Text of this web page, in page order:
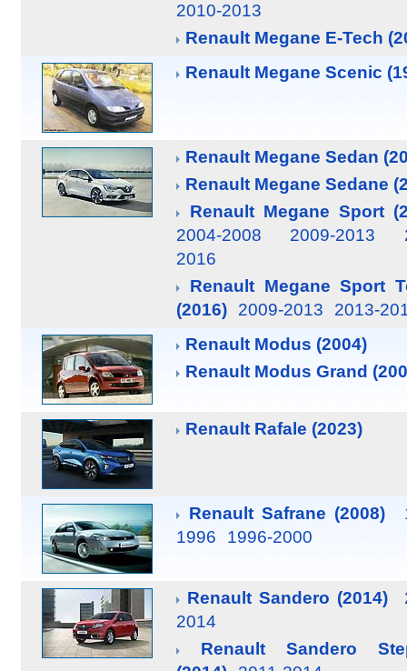
2010-2013
Renault Megane E-Tech
Renault Megane Scenic
Renault Megane Sedan
Renault Megane Sedane
Renault Megane Sport
2004-2008
2009-2013
2016
Renault Megane Sport
(2016)
2009-2013
2013-
Renault Modus (2004)
Renault Modus Grand
Renault Rafale (2023)
Renault Safrane (2008)
1996
1996-2000
Renault Sandero (2014)
2014
Renault Sandero